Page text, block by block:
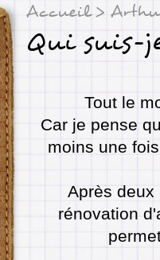
Accueil>
Qui suis-
Tout le
Car je pense
moins une
Après
rénovation